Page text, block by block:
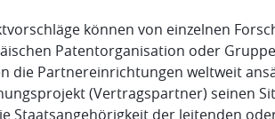
können von einzelnen
Patentorganisation oder
die Partnereinrichtungen weltweit
(Vertragspartner) seinen
Staatsangehörigkeit der leitenden